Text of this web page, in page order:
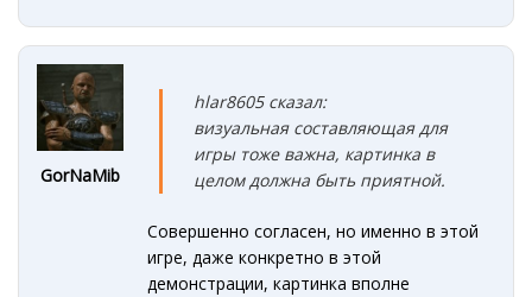
GorNaMib
hlar8605 сказал:
визуальная составляющая для
игры тоже важна, картинка в
целом должна быть приятной.
Совершенно согласен, но именно в этой
игре, даже конкретно в этой
демонстрации, картинка вполне